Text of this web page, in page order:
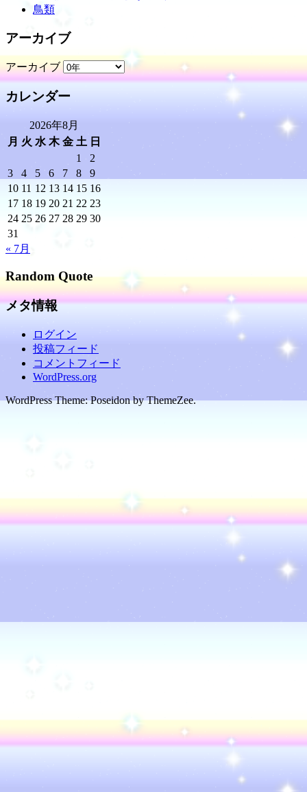
鳥類
アーカイブ
アーカイブ
カレンダー
2026年8月
月 火 水 木 金 土 日
1
2
3
4 5 6 7 8
9
10 11 12 13 14 15 16
17 18 19 20 21 22 23
24 25 26 27 28 29 30
31
« 7月
Random Quote
メタ情報
ログイン
投稿フィード
コメントフィード
WordPress.org
WordPress Theme: Poseidon by ThemeZee.